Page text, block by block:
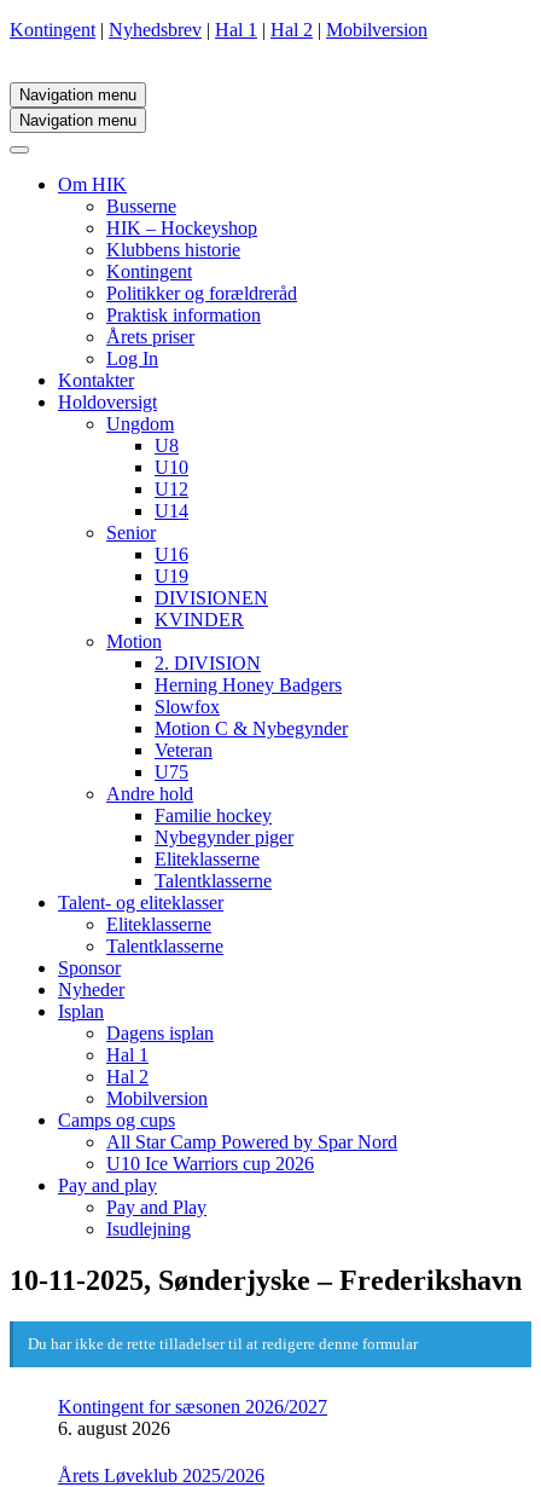
Kontingent | Nyhedsbrev | Hal 1 | Hal 2 | Mobilversion
Navigation menu
Navigation menu
Om HIK
Busserne
HIK – Hockeyshop
Klubbens historie
Kontingent
Politikker og forældreråd
Praktisk information
Årets priser
Log In
Kontakter
Holdoversigt
Ungdom
U8
U10
U12
U14
Senior
U16
U19
DIVISIONEN
KVINDER
Motion
2. DIVISION
Herning Honey Badgers
Slowfox
Motion C & Nybegynder
Veteran
U75
Andre hold
Familie hockey
Nybegynder piger
Eliteklasserne
Talentklasserne
Talent- og eliteklasser
Eliteklasserne
Talentklasserne
Sponsor
Nyheder
Isplan
Dagens isplan
Hal 1
Hal 2
Mobilversion
Camps og cups
All Star Camp Powered by Spar Nord
U10 Ice Warriors cup 2026
Pay and play
Pay and Play
Isudlejning
10-11-2025, Sønderjyske – Frederikshavn
Du har ikke de rette tilladelser til at redigere denne formular
Kontingent for sæsonen 2026/2027
6. august 2026
Årets Løveklub 2025/2026